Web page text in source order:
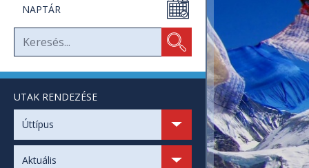
NAPTÁR
UTAK RENDEZÉSE
Úttípus
Aktuális